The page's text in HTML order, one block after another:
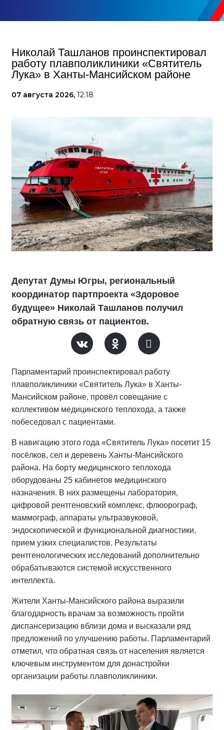
Николай Ташланов проинспектировал
работу плавполиклиники «Святитель
Лука» в Ханты-Мансийском районе
07 августа 2026, 12:18
Депутат Думы Югры, региональный
координатор партпроекта «Здоровое
будущее» Николай Ташланов получил
обратную связь от пациентов.
Парламентарий проинспектировал работу
плавполиклиники «Святитель Лука» в Ханты-
Мансийском районе, провёл совещание с
коллективом медицинского теплохода, а также
побеседовал с пациентами.
В навигацию этого года «Святитель Лука» посетит 15
посёлков, сел и деревень Ханты-Мансийского
района. На борту медицинского теплохода
оборудованы 25 кабинетов медицинского
назначения. В них размещены лаборатория,
цифровой рентгеновский комплекс, флюорограф,
маммограф, аппараты ультразвуковой,
эндоскопической и функциональной диагностики,
прием узких специалистов. Результаты
рентгенологических исследований дополнительно
обрабатываются системой искусственного
интеллекта.
Жители Ханты-Мансийского района выразили
благодарность врачам за возможность пройти
диспансеризацию вблизи дома и высказали ряд
предложений по улучшению работы. Парламентарий
отметил, что обратная связь от населения является
ключевым инструментом для донастройки
организации работы плавполиклиники.